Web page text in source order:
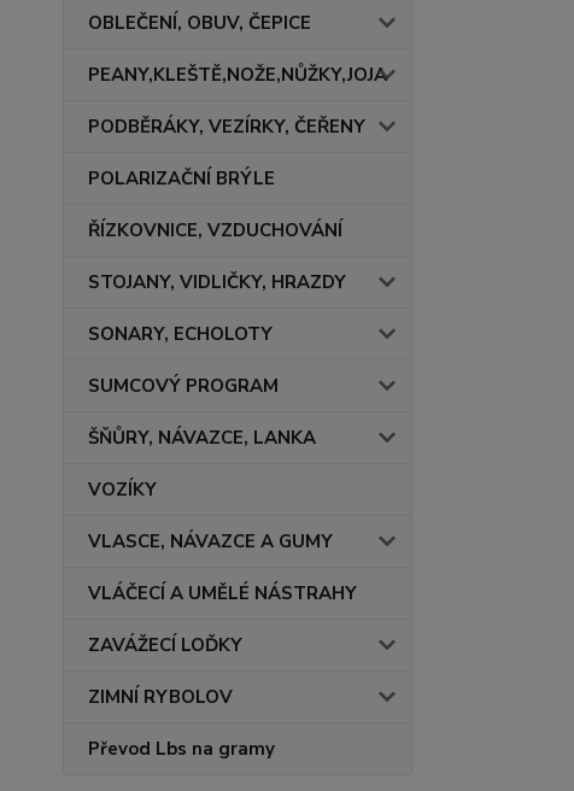
OBLEČENÍ, OBUV, ČEPICE
PEANY,KLEŠTĚ,NOŽE,NŮŽKY,JOJA
PODBĚRÁKY, VEZÍRKY, ČEŘENY
POLARIZAČNÍ BRÝLE
ŘÍZKOVNICE, VZDUCHOVÁNÍ
STOJANY, VIDLIČKY, HRAZDY
SONARY, ECHOLOTY
SUMCOVÝ PROGRAM
ŠŇŮRY, NÁVAZCE, LANKA
VOZÍKY
VLASCE, NÁVAZCE A GUMY
VLÁČECÍ A UMĚLÉ NÁSTRAHY
ZAVÁŽECÍ LOĎKY
ZIMNÍ RYBOLOV
Převod Lbs na gramy